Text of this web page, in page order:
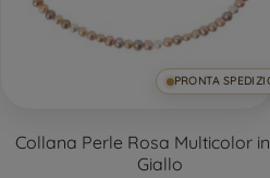
PRONTA
Collana Perle Rosa Multicolor
Giallo